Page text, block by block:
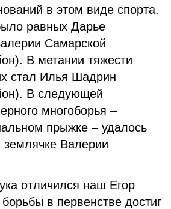
в этом виде спорта.
равных Дарье
Самарской
В метании тяжести
стал Илья Шадрин
В следующей
многоборья –
прыжке – удалось
землячке Валерии
отличился наш Егор
в первенстве достиг